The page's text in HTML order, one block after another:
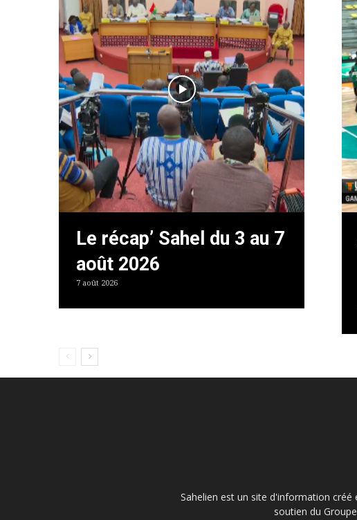
Le récap’ Sahel du 3 au 7
août 2026
7 août 2026
Sahelien est un site d'information créé
soutien du